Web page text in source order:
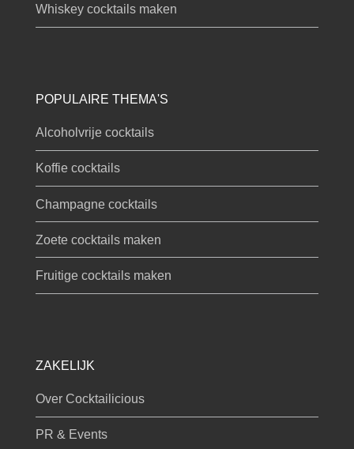
Whiskey cocktails maken
POPULAIRE THEMA'S
Alcoholvrije cocktails
Koffie cocktails
Champagne cocktails
Zoete cocktails maken
Fruitige cocktails maken
ZAKELIJK
Over Cocktailicious
PR & Events